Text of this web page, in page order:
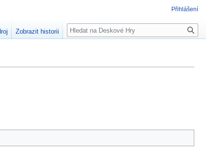
Přihlášení
Zobrazit historii Hledat